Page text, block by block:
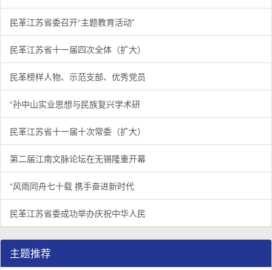
民革江苏省委召开“主题教育活动”
民革江苏省十一届四次全体（扩大）
民革榜样人物、示范支部、优秀党员
“孙中山实业思想与民族复兴学术研
民革江苏省十一届十次常委（扩大）
第二届江南文脉论坛在无锡隆重开幕
“风雨同舟七十载 携手奋进新时代
民革江苏省委成功举办庆祝中华人民
主题推荐